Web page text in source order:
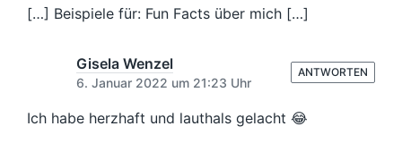
[…] Beispiele für: Fun Facts über mich […]
Gisela Wenzel
6. Januar 2022 um 21:23 Uhr
Ich habe herzhaft und lauthals gelacht 😂
ANTWORTEN